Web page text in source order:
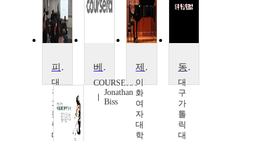
피아노 문헌 2
대
구
가
톨
릭
대
베토벤의 피아노 소타나
COURSERA
Jonathan
Biss
제26회 Faculty Noon Concert
이
화
여
자
대
학
동요지도사 2
대
구
가
톨
릭
대